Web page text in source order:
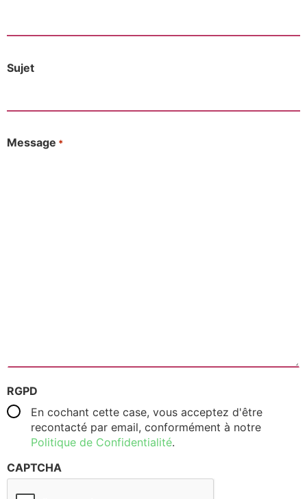
Sujet
Message *
RGPD
En cochant cette case, vous acceptez d'être
recontacté par email, conformément à notre
Politique de Confidentialité.
CAPTCHA